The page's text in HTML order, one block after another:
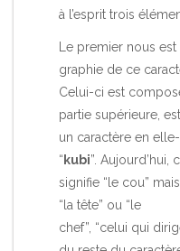
à l’esprit trois
Le premier nous
graphie de ce
Celui-ci est
partie supérieure, est
un caractère en
“ kubi”. Aujourd’hui,
signifie “le cou”
“la tête” ou “le
chef”, “celui qui